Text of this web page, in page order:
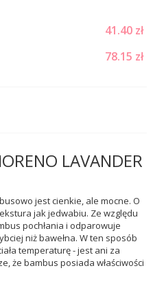
41.40 zł
78.15 zł
LAVANDER
jest cienkie, ale mocne. O
jak jedwabiu. Ze względu
pochłania i odparowuje
niż bawełna. W ten sposób
temperaturę - jest ani za
że bambus posiada właściwości